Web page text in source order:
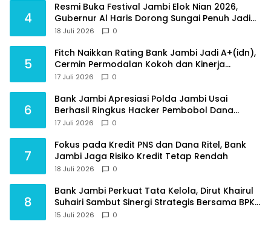
4
Resmi Buka Festival Jambi Elok Nian 2026,
Gubernur Al Haris Dorong Sungai Penuh Jadi
Destinasi Wisata Budaya Unggulan
18 Juli 2026 0
5
Fitch Naikkan Rating Bank Jambi Jadi A+(idn),
Cermin Permodalan Kokoh dan Kinerja
Keuangan Sehat
17 Juli 2026 0
6
Bank Jambi Apresiasi Polda Jambi Usai
Berhasil Ringkus Hacker Pembobol Dana
Nasabah
17 Juli 2026 0
7
Fokus pada Kredit PNS dan Dana Ritel, Bank
Jambi Jaga Risiko Kredit Tetap Rendah
18 Juli 2026 0
8
Bank Jambi Perkuat Tata Kelola, Dirut Khairul
Suhairi Sambut Sinergi Strategis Bersama BPKP
Jambi
15 Juli 2026 0